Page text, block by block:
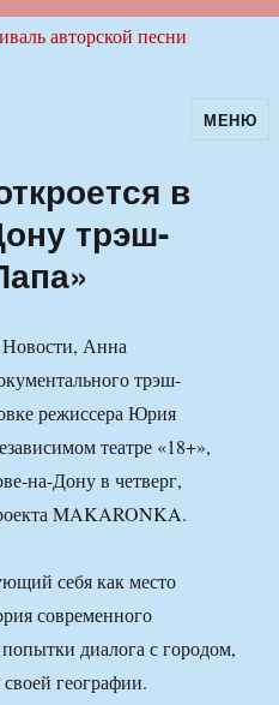
авторскойМЕНЮ
в
трэш-
Анна
трэш-
режиссера Юрия
театре «18+»,
на-Дону в четверг,
MAKARONKA.
себя как место
современного
диалога с городом,
географии.